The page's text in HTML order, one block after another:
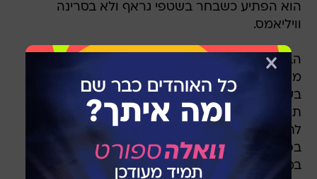
הוא הפתיע כשבחר בשטפי גראף ולא בסרינה
וויליאמס.
הבחירה של בקר מגיעה למרות העובדה שסרינה
מחזיקה ב-23 תארי גרנד סלאם ליחידות - שיא
תארים בלבד, אך רבים עדיין טוענים שהיא ראויה
לתואר הגדולה בכל הזמנים בזכות 377 שבועות
בפסגת הדירוג העולמי ותקופת שליטה ממושכת
במיוחד בסבב.